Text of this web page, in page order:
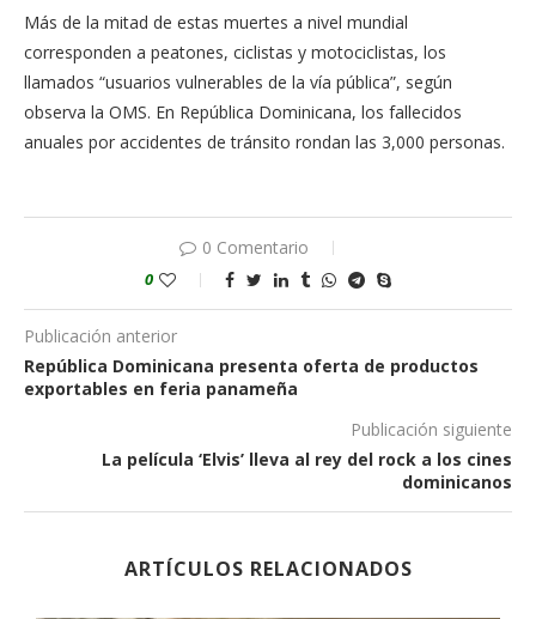
Más de la mitad de estas muertes a nivel mundial
corresponden a peatones, ciclistas y motociclistas, los
llamados “usuarios vulnerables de la vía pública”, según
observa la OMS. En República Dominicana, los fallecidos
anuales por accidentes de tránsito rondan las 3,000 personas.
0 Comentario
0
Publicación anterior
República Dominicana presenta oferta de productos
exportables en feria panameña
Publicación siguiente
La película ‘Elvis’ lleva al rey del rock a los cines
dominicanos
ARTÍCULOS RELACIONADOS